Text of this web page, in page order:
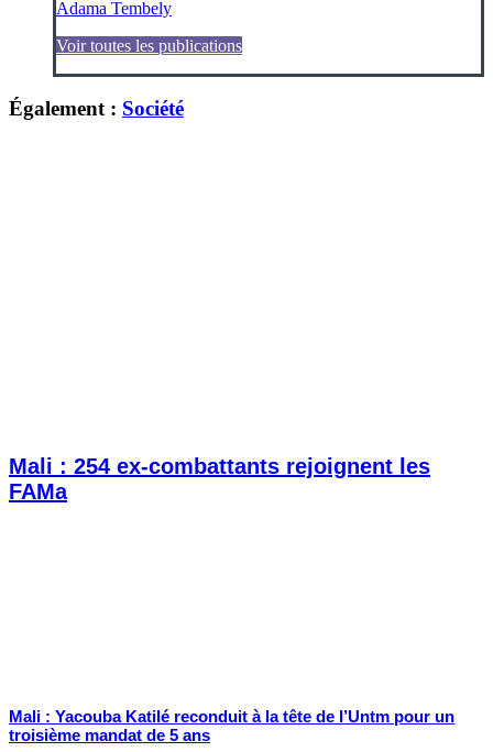
Adama Tembely
Voir toutes les publications
Également : Société
Mali : 254 ex-combattants rejoignent les
FAMa
Mali : Yacouba Katilé reconduit à la tête de l’Untm pour un
troisième mandat de 5 ans